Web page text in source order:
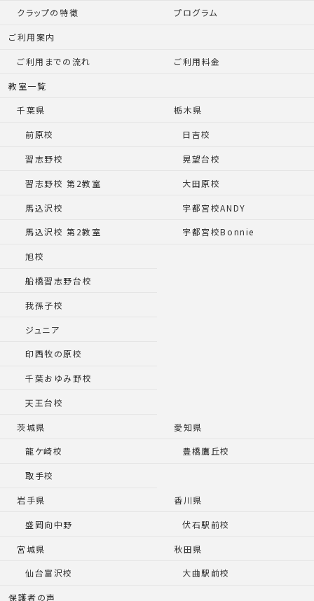
クラップの特徴 プログラム
ご利用案内
ご利用までの流れ ご利用料金
教室一覧
千葉県
前原校
習志野校
習志野校 第2教室
馬込沢校
馬込沢校 第2教室
旭校
船橋習志野台校
我孫子校
ジュニア
印西牧の原校
千葉おゆみ野校
天王台校
栃木県
日吉校
晃望台校
大田原校
宇都宮校ANDY
宇都宮校Bonnie
茨城県
龍ケ崎校
取手校
愛知県
豊橋鷹丘校
岩手県
盛岡向中野
香川県
伏石駅前校
宮城県
仙台富沢校
秋田県
大曲駅前校
保護者の声